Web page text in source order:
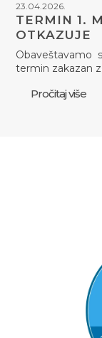
23.04.2026.
TERMIN 1.
OTKAZUJE
Obaveštavamo
termin zakazan
Pročitaj više